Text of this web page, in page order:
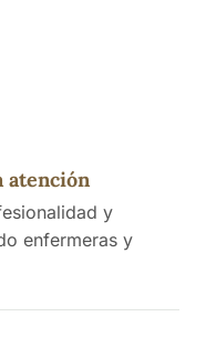
atención
y
enfermeras y
por su dedicación